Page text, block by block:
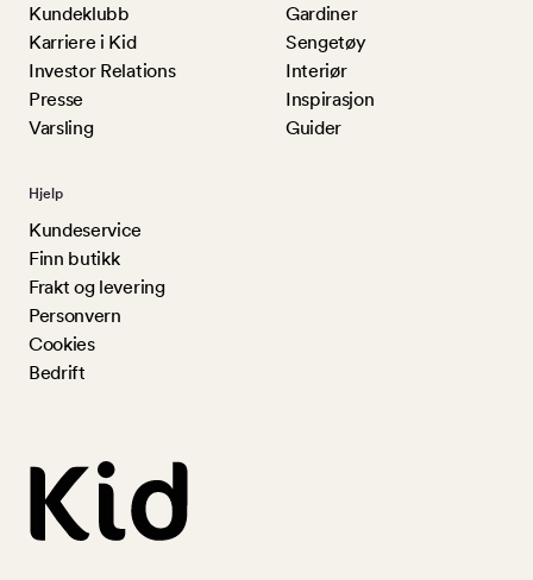
Kundeklubb
Karriere i Kid
Investor Relations
Presse
Varsling
Gardiner
Sengetøy
Interiør
Inspirasjon
Guider
Hjelp
Kundeservice
Finn butikk
Frakt og levering
Personvern
Cookies
Bedrift